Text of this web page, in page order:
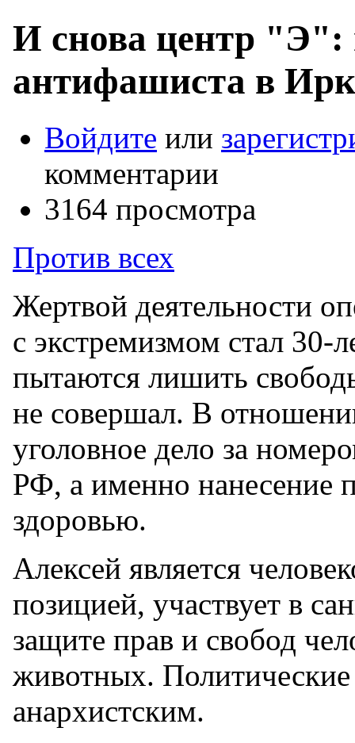
И снова центр "Э":
антифашиста в
Войдите или
комментарии
3164 просмотра
Против всех
Жертвой деятельности
с экстремизмом стал
пытаются лишить
не совершал. В
уголовное дело за
РФ, а именно нанесение
здоровью.
Алексей является
позицией, участвует в
защите прав и свобод
животных. Политические
анархистским.